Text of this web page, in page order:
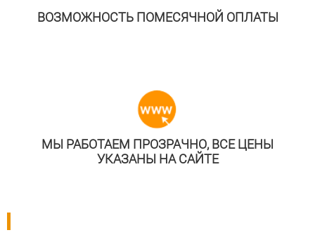
ВОЗМОЖНОСТЬ ПОМЕСЯЧНОЙ ОПЛАТЫ
МЫ РАБОТАЕМ ПРОЗРАЧНО, ВСЕ ЦЕНЫ
УКАЗАНЫ НА САЙТЕ